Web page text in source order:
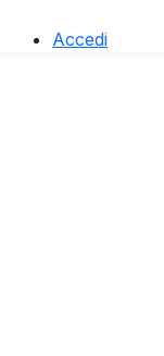
Accedi